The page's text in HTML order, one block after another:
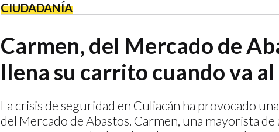
CIUDADANÍA
Carmen, del Mercado de
llena su carrito cuando va
La crisis de seguridad en Culiacán ha provocado
del Mercado de Abastos. Carmen, una mayorista